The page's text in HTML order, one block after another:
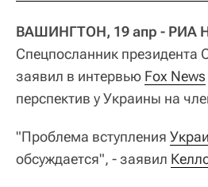
ВАШИНГТОН, 19 апр - РИА
Спецпосланник президента
заявил в интервью Fox News
перспектив у Украины на
"Проблема вступления
обсуждается", - заявил